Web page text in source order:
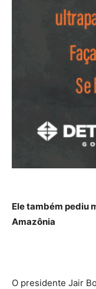
Ele também pediu
Amazônia
O presidente Jair